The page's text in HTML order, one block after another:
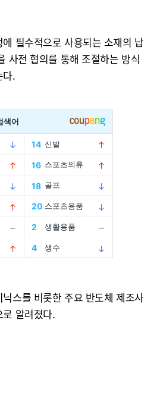
필수적으로 사용되는 소재의 납
사전 협의를 통해 조절하는 방식
다.
스를 비롯한 주요 반도체 제조사
알려졌다.